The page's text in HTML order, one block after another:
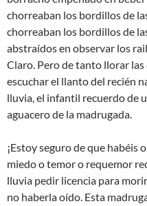
chorreaban los bordillos de
chorreaban los bordillos de
abstraídos en observar los
Claro. Pero de tanto llorar
escuchar el llanto del recién
lluvia, el infantil recuerdo de
aguacero de la madrugada.
¡Estoy seguro de que habéis
miedo o temor o requemor
lluvia pedir licencia para
no haberla oído. Esta